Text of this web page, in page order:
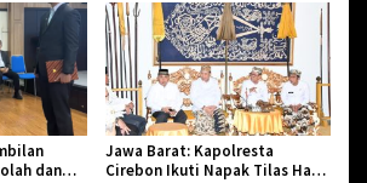
dan
Jawa Barat: Kapolresta
Cirebon Ikuti Napak Tilas Hari